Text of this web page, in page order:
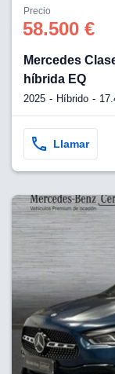
Precio
58.500 €
Mercedes
híbrida EQ
2025 Híbrido
Llamar